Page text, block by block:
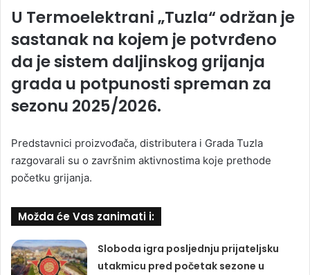
U Termoelektrani „Tuzla“ održan je
sastanak na kojem je potvrđeno
da je sistem daljinskog grijanja
grada u potpunosti spreman za
sezonu 2025/2026.
Predstavnici proizvođača, distributera i Grada Tuzla
razgovarali su o završnim aktivnostima koje prethode
početku grijanja.
Možda će Vas zanimati i:
Sloboda igra posljednju prijateljsku
utakmicu pred početak sezone u